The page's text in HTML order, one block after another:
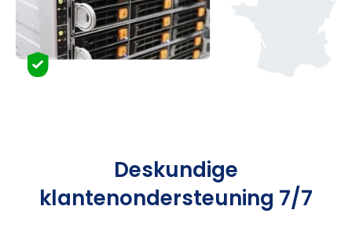
Deskundige
klantenondersteuning 7/7